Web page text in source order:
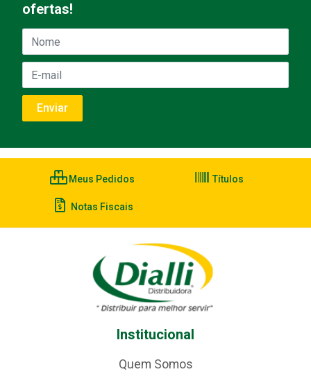
ofertas!
Meus Pedidos Títulos
Notas Fiscais
Institucional
Quem Somos